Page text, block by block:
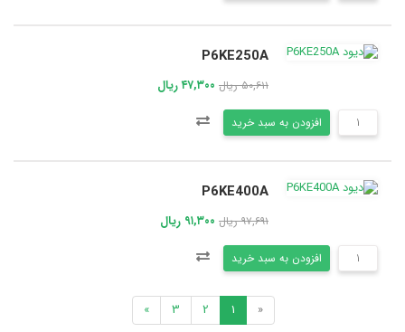
P6KE250A
۵۰,۶۱۱ ریال ۴۷,۳۰۰ ریال
افزودن به سبد خرید
P6KE400A
۹۷,۶۹۱ ریال ۹۱,۳۰۰ ریال
افزودن به سبد خرید
«
1
2
3
»